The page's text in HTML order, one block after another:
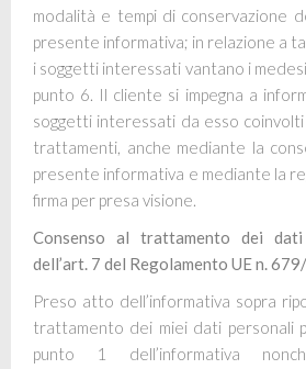
modalità e tempi di conservazione
presente informativa; in relazione a
i soggetti interessati vantano i
punto 6. Il cliente si impegna a
soggetti interessati da esso
trattamenti, anche mediante la
presente informativa e mediante la
firma per presa visione.
Consenso al trattamento dei
dell’art. 7 del Regolamento UE n.
Preso atto dell’informativa sopra
trattamento dei miei dati personali
punto 1 dell’informativa